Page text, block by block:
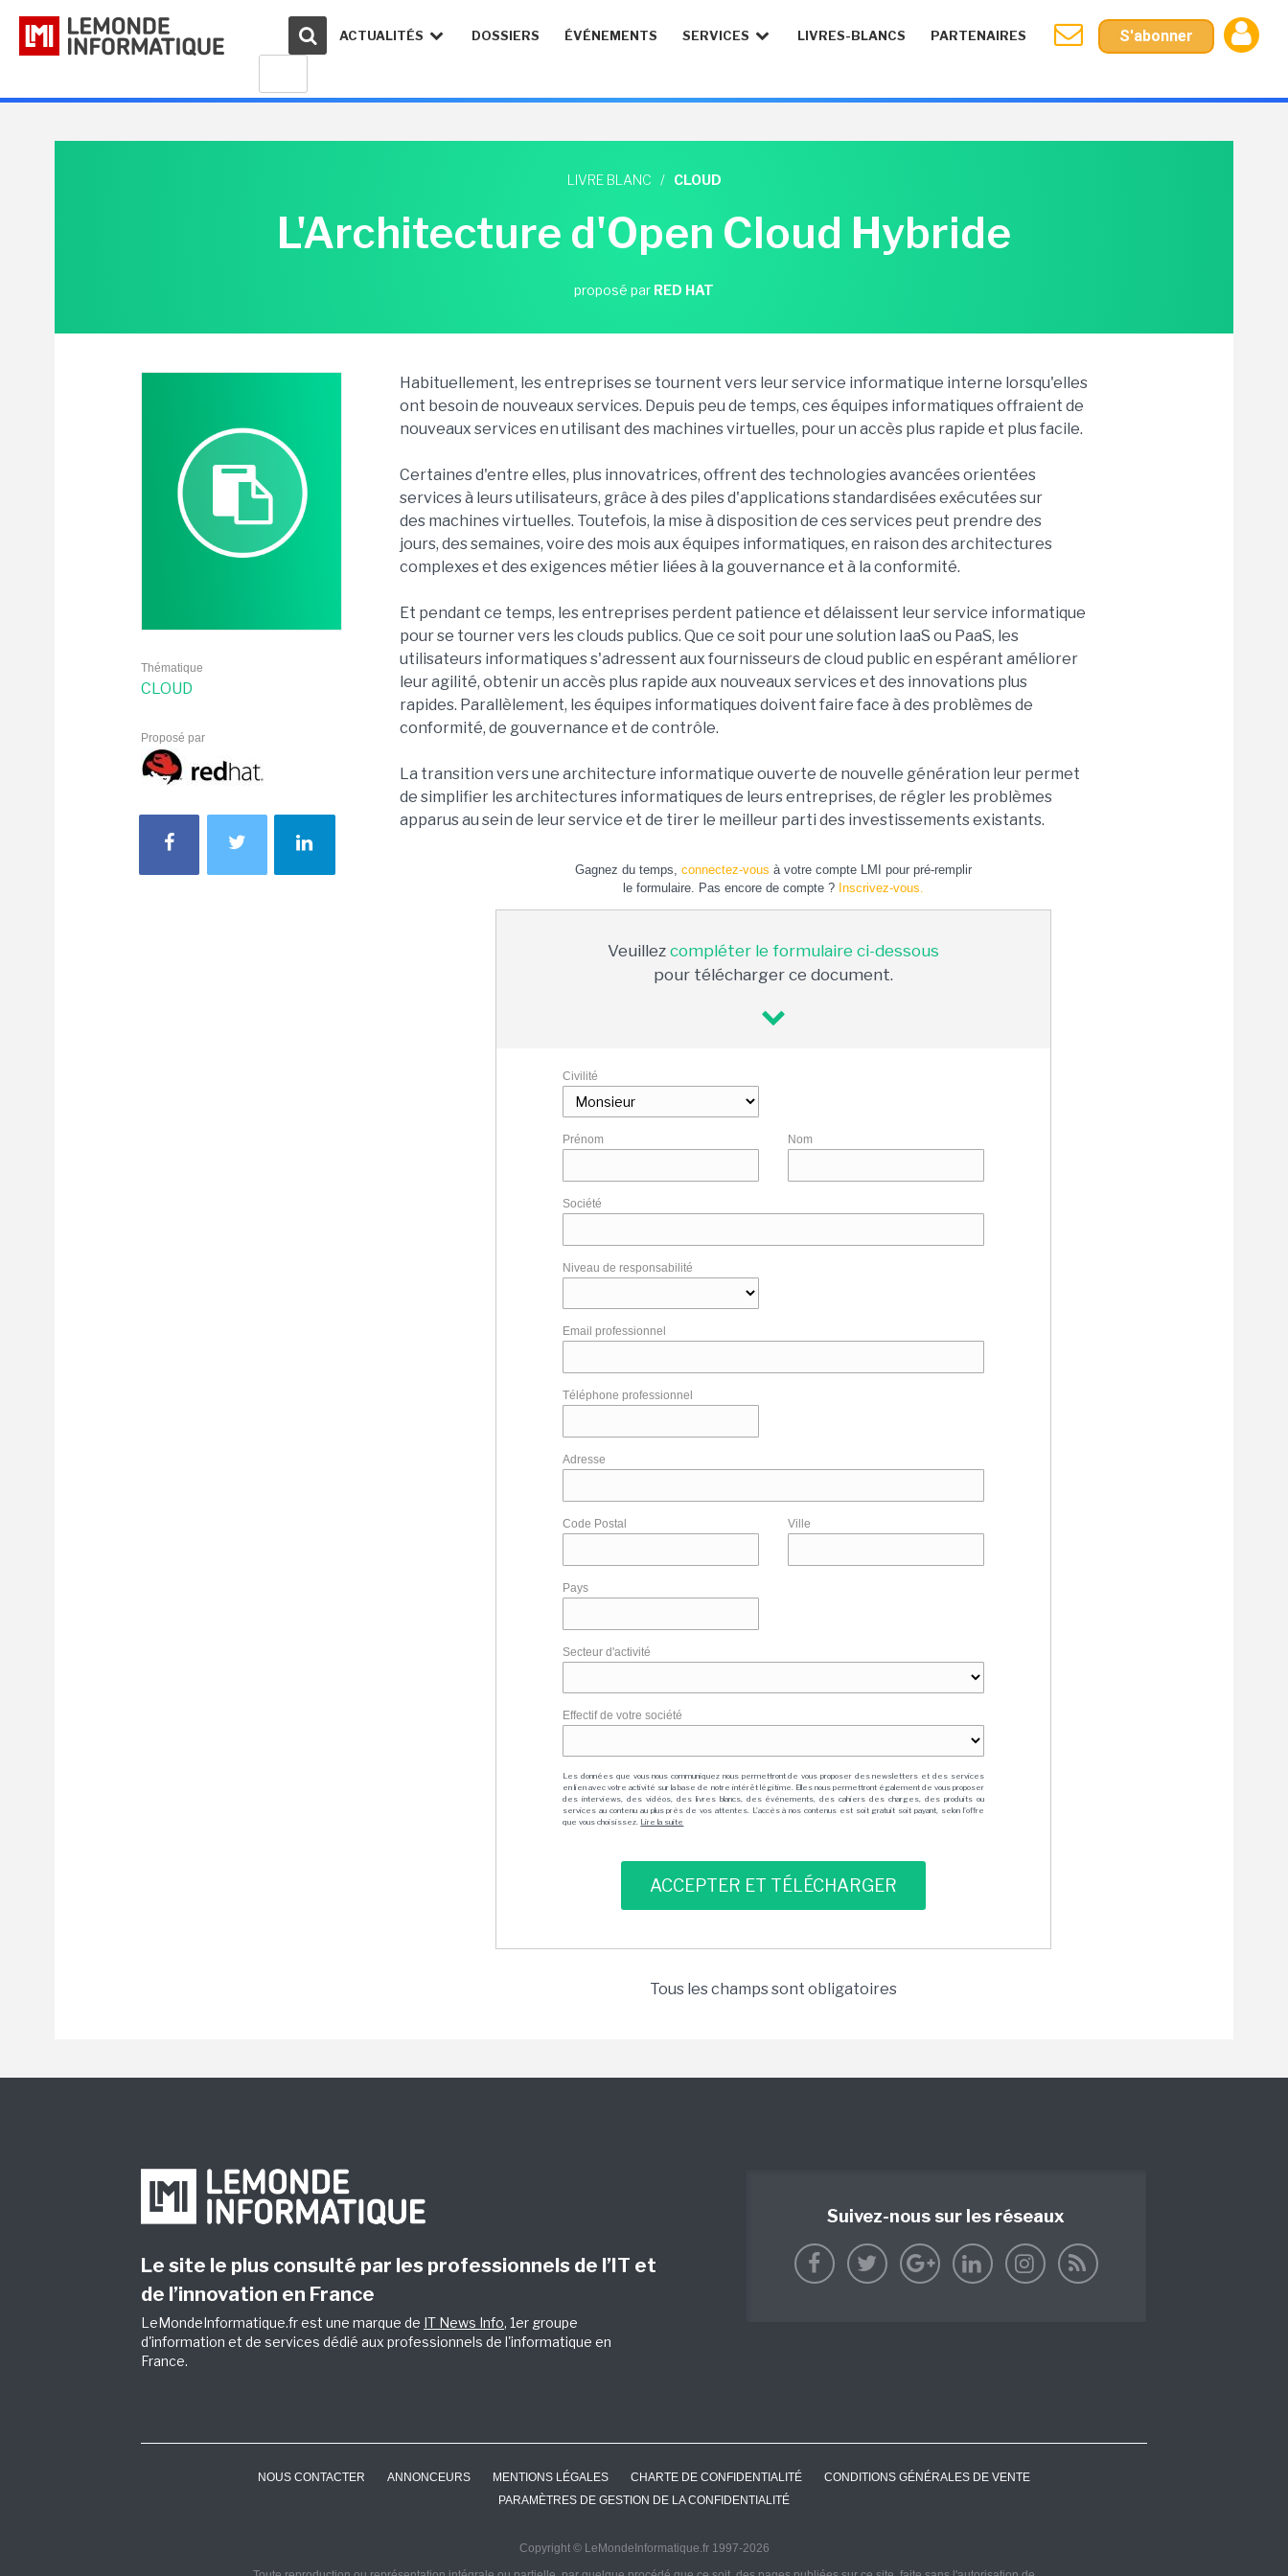
ACTUALITÉS DOSSIERS ÉVÉNEMENTS SERVICES LIVRES-BLANCS PARTENAIRES S'abonner
LIVRE BLANC / CLOUD
L'Architecture d'Open Cloud Hybride
proposé par RED HAT
Thématique
CLOUD
Proposé par
Habituellement, les entreprises se tournent vers leur service informatique interne lorsqu'elles
ont besoin de nouveaux services. Depuis peu de temps, ces équipes informatiques offraient de
nouveaux services en utilisant des machines virtuelles, pour un accès plus rapide et plus facile.
Certaines d'entre elles, plus innovatrices, offrent des technologies avancées orientées
services à leurs utilisateurs, grâce à des piles d'applications standardisées exécutées sur
des machines virtuelles. Toutefois, la mise à disposition de ces services peut prendre des
jours, des semaines, voire des mois aux équipes informatiques, en raison des architectures
complexes et des exigences métier liées à la gouvernance et à la conformité.
Et pendant ce temps, les entreprises perdent patience et délaissent leur service informatique
pour se tourner vers les clouds publics. Que ce soit pour une solution IaaS ou PaaS, les
utilisateurs informatiques s'adressent aux fournisseurs de cloud public en espérant améliorer
leur agilité, obtenir un accès plus rapide aux nouveaux services et des innovations plus
rapides. Parallèlement, les équipes informatiques doivent faire face à des problèmes de
conformité, de gouvernance et de contrôle.
La transition vers une architecture informatique ouverte de nouvelle génération leur permet
de simplifier les architectures informatiques de leurs entreprises, de régler les problèmes
apparus au sein de leur service et de tirer le meilleur parti des investissements existants.
Gagnez du temps, connectez-vous à votre compte LMI pour pré-remplir
le formulaire. Pas encore de compte ? Inscrivez-vous.
Veuillez compléter le formulaire ci-dessous
pour télécharger ce document.
Civilité
Prénom Nom
Société
Niveau de responsabilité
Email professionnel
Téléphone professionnel
Adresse
Code Postal Ville
Pays
Secteur d'activité
Effectif de votre société
Les données que vous nous communiquez nous permettront de vous proposer des newsletters et des services
en lien avec votre activité sur la base de notre intérêt légitime. Elles nous permettront également de vous proposer
des interviews, des vidéos, des livres blancs, des événements, des cahiers des charges, des produits ou
services au contenu au plus près de vos attentes. L'accès à nos contenus est soit gratuit soit payant, selon l'offre
que vous choisissez. Lire la suite
Tous les champs sont obligatoires
Le site le plus consulté par les professionnels de l’IT et
de l’innovation en France
LeMondeInformatique.fr est une marque de IT News Info, 1er groupe
d'information et de services dédié aux professionnels de l'informatique en
France.
Suivez-nous sur les réseaux
NOUS CONTACTER ANNONCEURS MENTIONS LÉGALES CHARTE DE CONFIDENTIALITÉ
CONDITIONS GÉNÉRALES DE VENTE
PARAMÈTRES DE GESTION DE LA CONFIDENTIALITÉ
Copyright © LeMondeInformatique.fr 1997-2026